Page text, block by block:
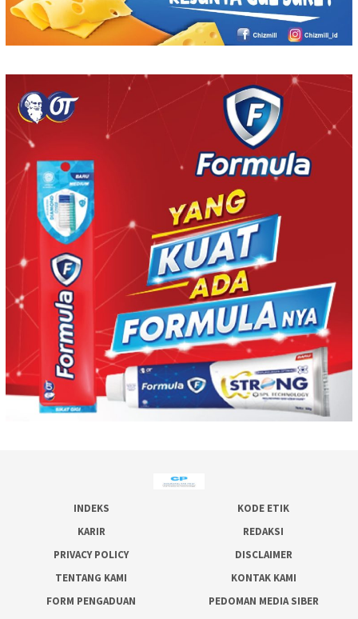
INDEKS
KODE ETIK
KARIR
REDAKSI
PRIVACY POLICY
DISCLAIMER
TENTANG KAMI
KONTAK KAMI
FORM PENGADUAN
PEDOMAN MEDIA SIBER